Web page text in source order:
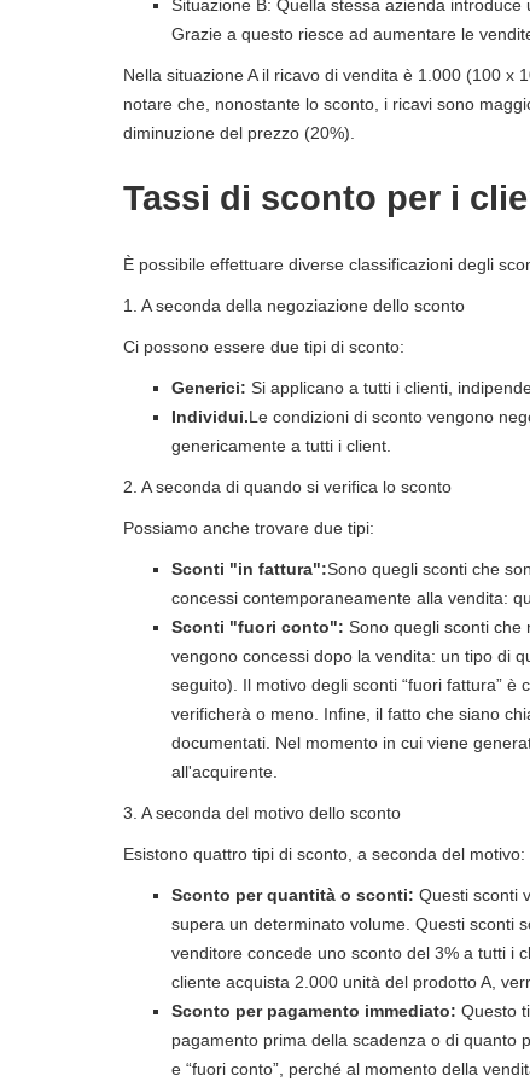
Situazione B: Quella stessa azienda
Grazie a questo riesce ad aumentare le
Nella situazione A il ricavo di vendita è 1.000 (100 x
notare che, nonostante lo sconto, i ricavi sono
diminuzione del prezzo (20%).
Tassi di sconto per i
È possibile effettuare diverse classificazioni degli
1. A seconda della negoziazione dello sconto
Ci possono essere due tipi di sconto:
Generici: Si applicano a tutti i clienti,
Individui.Le condizioni di sconto vengono
genericamente a tutti i client.
2. A seconda di quando si verifica lo sconto
Possiamo anche trovare due tipi:
Sconti "in fattura":Sono quegli sconti che
concessi contemporaneamente alla vendita:
Sconti "fuori conto": Sono quegli sconti che
vengono concessi dopo la vendita: un tipo di
seguito). Il motivo degli sconti “fuori fattura”
verificherà o meno. Infine, il fatto che siano
documentati. Nel momento in cui viene
all'acquirente.
3. A seconda del motivo dello sconto
Esistono quattro tipi di sconto, a seconda del motivo:
Sconto per quantità o sconti: Questi sconti
supera un determinato volume. Questi sconti
venditore concede uno sconto del 3% a tutti i
cliente acquista 2.000 unità del prodotto A,
Sconto per pagamento immediato: Questo
pagamento prima della scadenza o di quanto
e “fuori conto”, perché al momento della